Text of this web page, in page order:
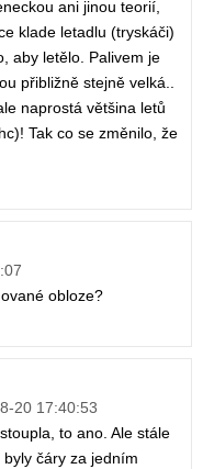
ani jinou teorií,
klade letadlu (tryskáči)
aby letělo. Palivem je
přibližně stejně velká..
naprostá většina letů
Tak co se změnilo, že
obloze?
20 17:40:53
to ano. Ale stále
čáry za jedním